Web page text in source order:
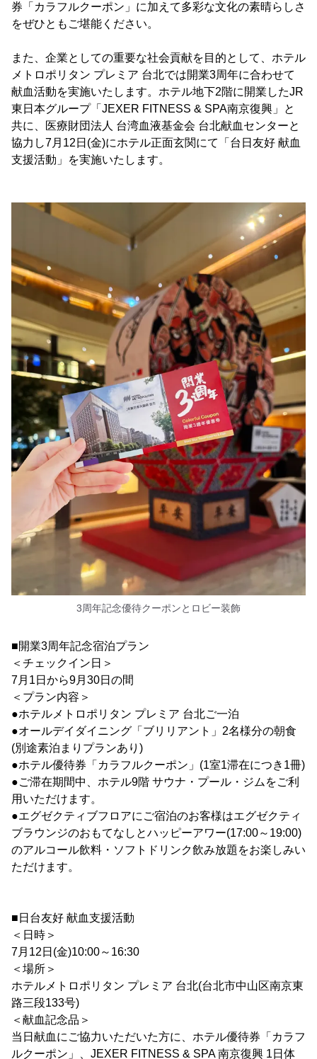
券「カラフルクーポン」に加えて多彩な文化の素晴らしさ
をぜひともご堪能ください。
また、企業としての重要な社会貢献を目的として、ホテル
メトロポリタン プレミア 台北では開業3周年に合わせて
献血活動を実施いたします。ホテル地下2階に開業したJR
東日本グループ「JEXER FITNESS & SPA南京復興」と
共に、医療財団法人 台湾血液基金会 台北献血センターと
協力し7月12日(金)にホテル正面玄関にて「台日友好 献血
支援活動」を実施いたします。
3周年記念優待クーポンとロビー装飾
■開業3周年記念宿泊プラン
＜チェックイン日＞
7月1日から9月30日の間
＜プラン内容＞
●ホテルメトロポリタン プレミア 台北ご一泊
●オールデイダイニング「ブリリアント」2名様分の朝食
(別途素泊まりプランあり)
●ホテル優待券「カラフルクーポン」(1室1滞在につき1冊)
●ご滞在期間中、ホテル9階 サウナ・プール・ジムをご利
用いただけます。
●エグゼクティブフロアにご宿泊のお客様はエグゼクティ
ブラウンジのおもてなしとハッピーアワー(17:00～19:00)
のアルコール飲料・ソフトドリンク飲み放題をお楽しみい
ただけます。
■日台友好 献血支援活動
＜日時＞
7月12日(金)10:00～16:30
＜場所＞
ホテルメトロポリタン プレミア 台北(台北市中山区南京東
路三段133号)
＜献血記念品＞
当日献血にご協力いただいた方に、ホテル優待券「カラフ
ルクーポン」、JEXER FITNESS & SPA 南京復興 1日体